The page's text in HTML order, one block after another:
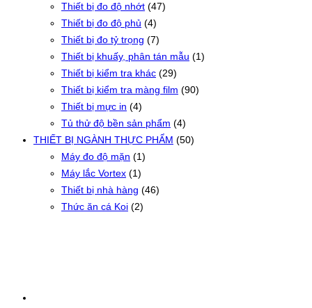
Thiết bị đo độ nhớt (47)
Thiết bị đo độ phủ (4)
Thiết bị đo tỷ trọng (7)
Thiết bị khuấy, phân tán mẫu (1)
Thiết bị kiểm tra khác (29)
Thiết bị kiểm tra màng film (90)
Thiết bị mực in (4)
Tủ thử độ bền sản phẩm (4)
THIẾT BỊ NGÀNH THỰC PHẨM (50)
Máy đo độ mặn (1)
Máy lắc Vortex (1)
Thiết bị nhà hàng (46)
Thức ăn cá Koi (2)